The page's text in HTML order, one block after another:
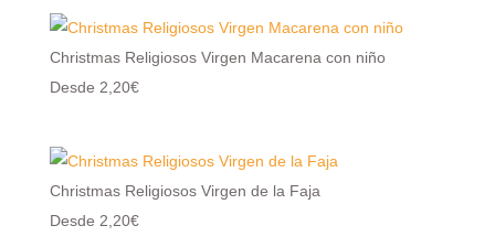
Christmas Religiosos Virgen Macarena con niño
Desde 2,20€
Christmas Religiosos Virgen de la Faja
Desde 2,20€